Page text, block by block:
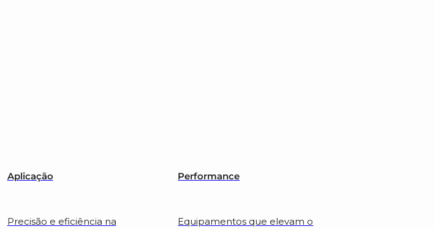
Aplicação
Precisão e eficiência na
Performance
Equipamentos que elevam o